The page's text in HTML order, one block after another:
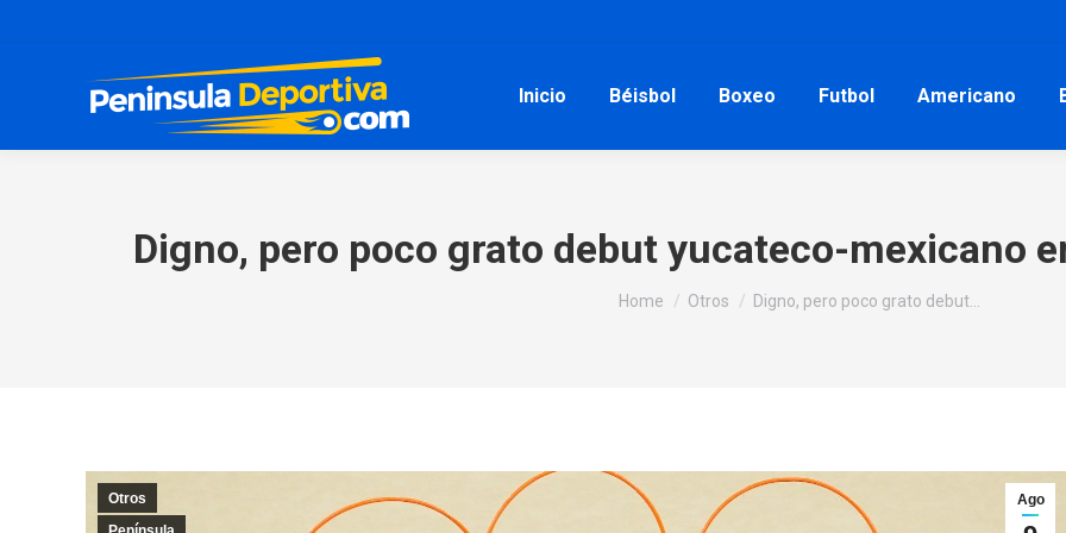
Inicio Béisbol Boxeo Futbol Americano
Digno, pero poco grato debut yucateco-mexicano
You are here:
Home Otros Digno, pero poco grato debut…
Ago
Otros